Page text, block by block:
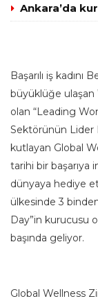
Ankara’da
Başarılı iş
büyüklüğe ulaşan
olan “Leading
Sektörünün Lider
kutlayan Global
tarihi bir başarıya
dünyaya hediye
ülkesinde 3
Day”in kurucusu
başında geliyor.
Global Wellness